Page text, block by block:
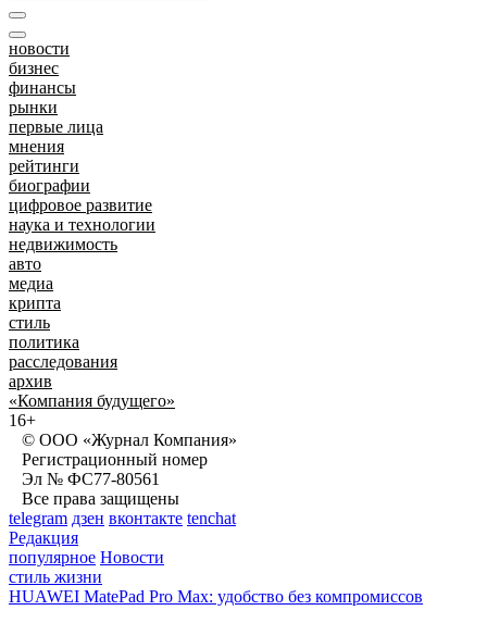
новости
бизнес
финансы
рынки
первые лица
мнения
рейтинги
биографии
цифровое развитие
наука и технологии
недвижимость
авто
медиа
крипта
стиль
политика
расследования
архив
«Компания будущего»
16+
© ООО «Журнал Компания»
Регистрационный номер
Эл № ФС77-80561
Все права защищены
telegram дзен вконтакте tenchat
Редакция
популярное Новости
стиль жизни
HUAWEI MatePad Pro Max: удобство без компромиссов